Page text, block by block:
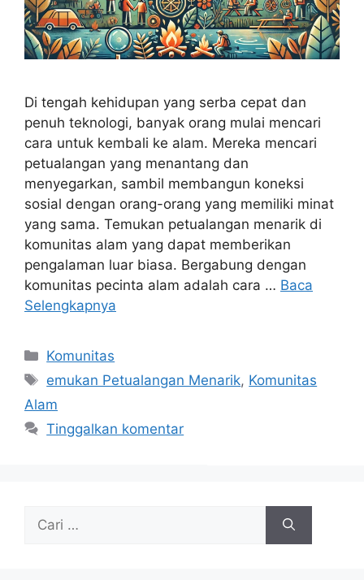
Di tengah kehidupan yang serba cepat dan
penuh teknologi, banyak orang mulai mencari
cara untuk kembali ke alam. Mereka mencari
petualangan yang menantang dan
menyegarkan, sambil membangun koneksi
sosial dengan orang-orang yang memiliki minat
yang sama. Temukan petualangan menarik di
komunitas alam yang dapat memberikan
pengalaman luar biasa. Bergabung dengan
komunitas pecinta alam adalah cara … Baca
Selengkapnya
Kategori
Komunitas
Tag
emukan Petualangan Menarik, Komunitas
Alam
Tinggalkan komentar
untuk: